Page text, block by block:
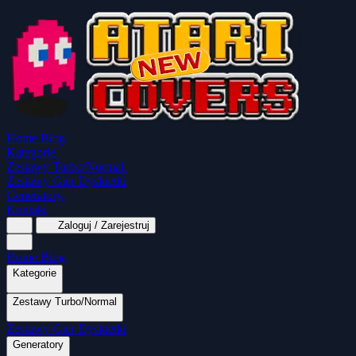
Home Blog
Kategorie
Zestawy Turbo/Normal
Zestawy Gier Dyskietki
Generatory
Kontakt
Zaloguj / Zarejestruj
Home Blog
Kategorie
Wszystkie kategorie
Zestawy Turbo/Normal
MapaSoft Turbo ROM SparkTurbo 2000
Mina Grubcio Normal
Zestawy Gier Dyskietki
Generatory